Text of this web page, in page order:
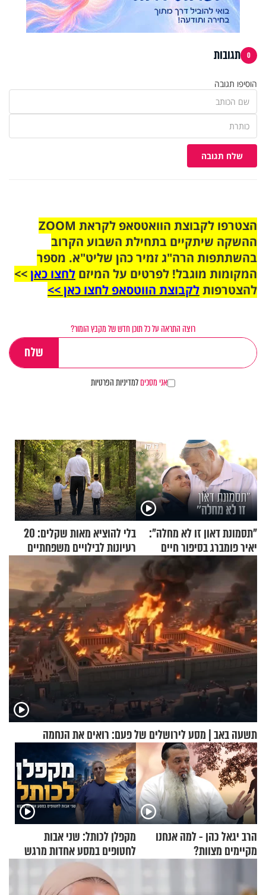
0 תגובות
הוסיפו תגובה
שלח תגובה
הצטרפו לקבוצת הוואטסאפ לקראת ZOOM
ההשקה שיתקיים בתחילת השבוע הקרוב
בהשתתפות הרה"ג זמיר כהן שליט"א. מספר
המקומות מוגבל! לפרטים על המיזם לחצו כאן>>
להצטרפותלקבוצת הווטסאפ לחצו כאן >>
רוצה התראה על כל תוכן חדש של מקבץ הומור?
אני מסכיםלמדיניות הפרטיות
"תסמונת דאון זו לא מחלה":
יאיר פומברג בסיפור חיים
מעורר השראה
בלי להוציא מאות שקלים: 20
רעיונות לבילויים משפחתיים
כמעט בחינם
תשעה באב | מסע לירושלים של פעם: רואים את הנחמה
הרב יגאל כהן - למה אנחנו
מקיימים מצוות?
מקפלן לכותל: שני אבות
לחטופים במסע אחדות מרגש